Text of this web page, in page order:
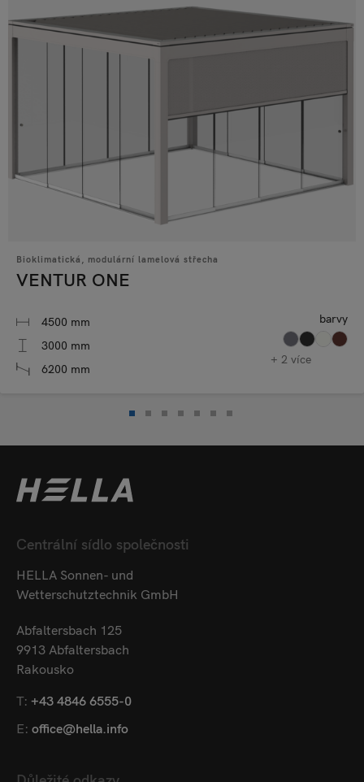
Bioklimatická, modulární lamelová střecha
VENTUR ONE
4500 mm
3000 mm
6200 mm
barvy
+ 2 více
Centrální sídlo společnosti
HELLA Sonnen- und
Wetterschutztechnik GmbH
Abfaltersbach 125
9913 Abfaltersbach
Rakousko
T: +43 4846 6555-0
E: office@hella.info